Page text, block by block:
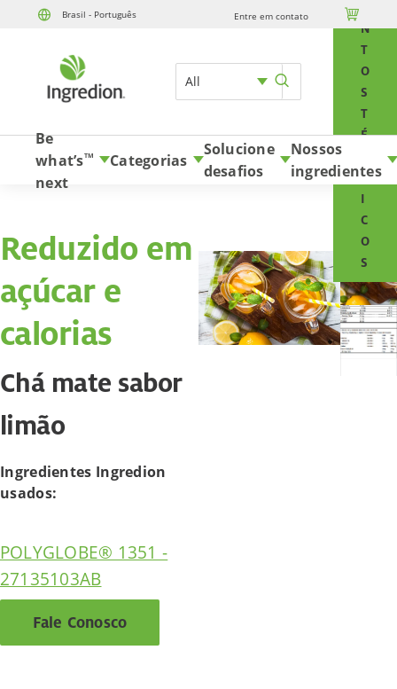
Brasil - Português Entre em contato 
All
N
T
O
S
T
É
N
I
C
O
S
Skip to content
Be
what’s
next
TM Categorias
Solucione
desafios
Nossos
ingredientes
Reduzido em
açúcar e
calorias
Chá mate sabor
limão
Ingredientes Ingredion
usados:
POLYGLOBE® 1351 -
27135103AB
Fale Conosco